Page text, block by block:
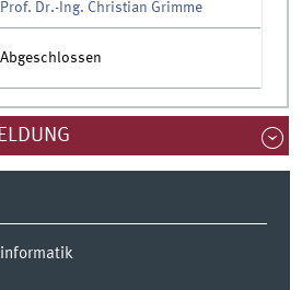
Prof. Dr.-Ing. Christian Grimme
Abgeschlossen